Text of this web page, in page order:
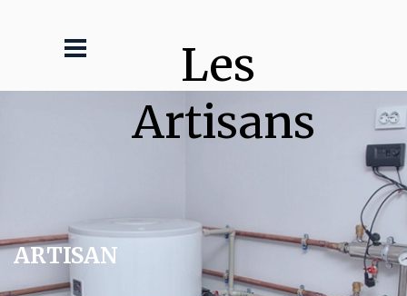
Les
Artisans
ARTISAN